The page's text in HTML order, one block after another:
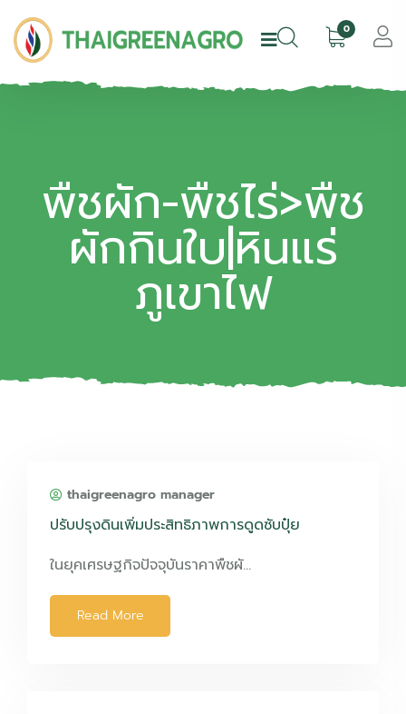
0
พืชผัก-พืชไร่>พืช
ผักกินใบ|หินแร่
ภูเขาไฟ
thaigreenagro manager
ปรับปรุงดินเพิ่มประสิทธิภาพการดูดซับปุ๋ย
ในยุคเศรษฐกิจปัจจุบันราคาพืชผั…
Read More